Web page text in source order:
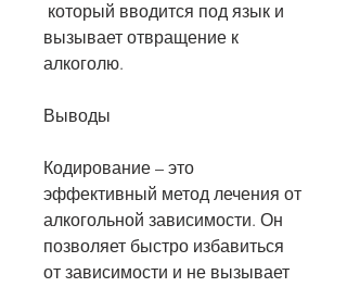
вызывает отвращение к
алкоголю.
Выводы
Кодирование – это
эффективный метод лечения от
алкогольной зависимости. Он
позволяет быстро избавиться
от зависимости и не вызывает